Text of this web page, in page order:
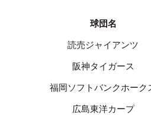
球団名
読売ジャイアンツ
阪神タイガース
福岡ソフトバンクホーク
広島東洋カープ